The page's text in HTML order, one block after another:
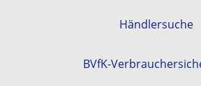
Händlersuche
BVfK-